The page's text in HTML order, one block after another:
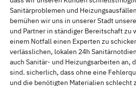
Sanitärproblemen und
bemühen wir uns in unserer Stadt
und Partner in ständiger Bereitschaft zu
einem Notfall einen Experten zu
verlässlichen, lokalen 24h
auch Sanitär- und Heizungsarbeiten an,
sind. sicherlich, dass ohne eine
und die benötigten Materialien schlecht